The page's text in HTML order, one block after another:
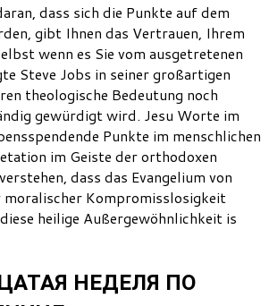
dass sich die Punkte auf dem
gibt Ihnen das Vertrauen, Ihrem
wenn es Sie vom ausgetretenen
Steve Jobs in seiner großartigen
theologische Bedeutung noch
gewürdigt wird. Jesu Worte im
Punkte im menschlichen
im Geiste der orthodoxen
dass das Evangelium von
moralischer Kompromisslosigkeit
heilige Außergewöhnlichkeit is
НЕДЕЛЯ ПО